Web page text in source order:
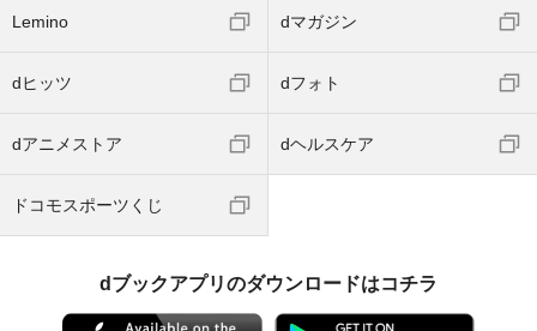
Lemino dマガジン
dヒッツ dフォト
dアニメストア dヘルスケア
ドコモスポーツくじ
dブックアプリのダウンロードはコチラ